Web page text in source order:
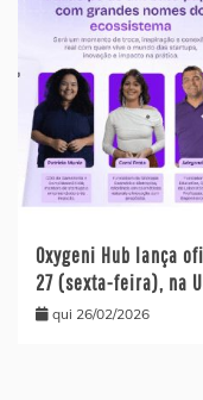
Oxygeni Hub lança
27 (sexta-feira), na
qui 26/02/2026